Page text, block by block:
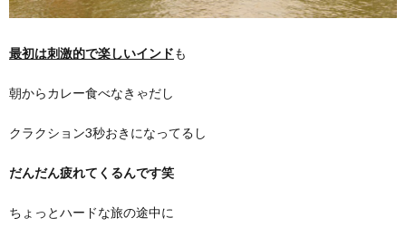
最初は刺激的で楽しいインドも
朝からカレー食べなきゃだし
クラクション3秒おきになってるし
だんだん疲れてくるんです笑
ちょっとハードな旅の途中に